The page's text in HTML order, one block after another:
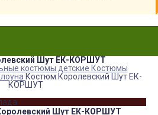
Шут ЕК-КОРШУТ
костюмы детские Костюмы
Костюм Королевский Шут ЕК-
КОРШУТ
Шут ЕК-КОРШУТ